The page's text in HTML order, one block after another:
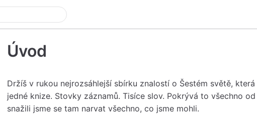
Úvod
Držíš v rukou nejrozsáhlejší sbírku znalostí o Šestém světě,
jedné knize. Stovky záznamů. Tisíce slov. Pokrývá to všechno
snažili jsme se tam narvat všechno, co jsme mohli.